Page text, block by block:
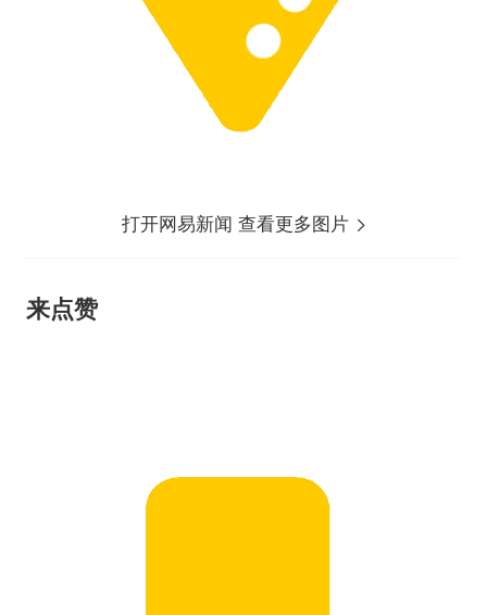
打开网易新闻 查看更多图片
来点赞